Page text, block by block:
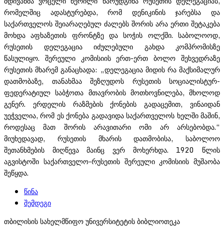
რომელშიც ადასტურებდა, რომ დენიკინის ჯარებსა და
საქართველოს შეიარაღებულ ძალებს შორის არა ერთი შეტაკება
მოხდა აფხაზეთის ფრონტზე და სოჭის ოლქში. საბოლოოდ,
რუსეთის დელეგაცია იძულებული გახდა კომპრომისზე
წასულიყო. შერეული კომისიის ერთ-ერთ ბოლო შეხვედრაზე
რუსეთის მხარემ განაცხადა: „დელეგაცია მიდის რა მაქსიმალურ
დათმობაზე, თანახმაა შეზღუდოს რუსეთის სოციალისტურ-
ფედერატიულ საბჭოთა მთავრობის მოთხოვნილება, მხოლოდ
გენერ. ერდელის რაზმების ქონების გადაცემით, ვინაიდან
უეჭველია, რომ ეს ქონება გადავიდა საქართველოს ხელში მაშინ,
როდესაც მათ შორის არავითარი ომი არ არსებობდა.“
მიუხედავად, რუსეთის მხარის დათმობისა, საბოლოო
შეთანხმების მიღწევა მაინც ვერ მოხერხდა. 1920 წლის
აგვისტოში საქართველო-რუსეთის შერეული კომისიის მუშაობა
შეწყდა.
წინა
შემდეგი
თბილისის სახელმწიფო უნივერსიტეტის ბიბლიოთეკა